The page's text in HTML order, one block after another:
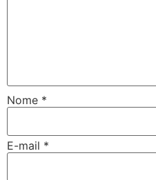
Nome *
E-mail *